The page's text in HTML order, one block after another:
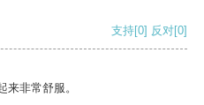
支持[0] 反对[0]
非常舒服。